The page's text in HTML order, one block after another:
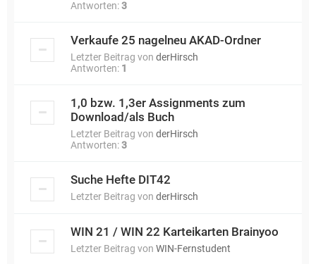
Antworten:3
Verkaufe 25 nagelneu AKAD-Ordner
Letzter Beitrag von derHirsch
Antworten: 1
1,0 bzw. 1,3er Assignments zum
Download/als Buch
Letzter Beitrag von derHirsch
Antworten:3
Suche Hefte DIT42
Letzter Beitrag von derHirsch
WIN 21 / WIN 22 Karteikarten Brainyoo
Letzter Beitrag von WIN-Fernstudent